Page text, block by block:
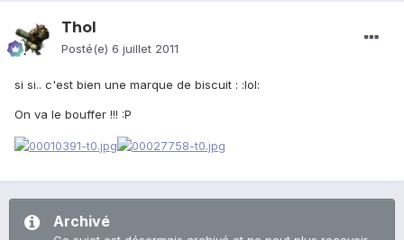
Thol
Posté(e) 6 juillet 2011
si si.. c'est bien une marque de biscuit : :lol:
On va le bouffer !!! :P
Archivé